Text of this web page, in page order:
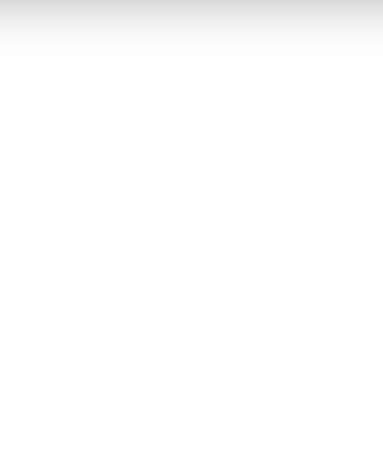
informação, relativa à sua utilização do nosso site de